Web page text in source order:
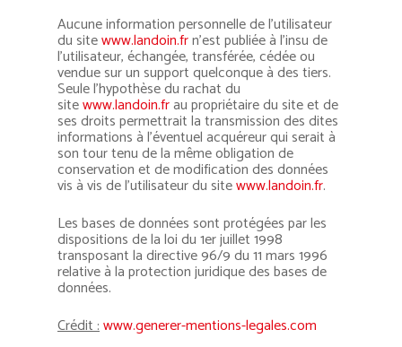
Aucune information personnelle de l’utilisateur
du sitewww.landoin.frn’est publiée à l’insu de
l’utilisateur, échangée, transférée, cédée ou
vendue sur un support quelconque à des tiers.
Seule l’hypothèse du rachat du
sitewww.landoin.frau propriétaire du site et de
ses droits permettrait la transmission des dites
informations à l’éventuel acquéreur qui serait à
son tour tenu de la même obligation de
conservation et de modification des données
vis à vis de l’utilisateur du sitewww.landoin.fr.
Les bases de données sont protégées par les
dispositions de la loi du 1er juillet 1998
transposant la directive 96/9 du 11 mars 1996
relative à la protection juridique des bases de
données.
Crédit :www.generer-mentions-legales.com